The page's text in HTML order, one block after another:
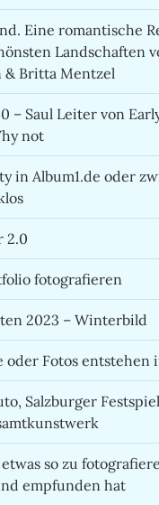
Eine romantische
Landschaften
& Britta Mentzel
– Saul Leiter von
not
in Album1.de oder
2.0
fotografieren
2023 – Winterbild
oder Fotos entstehen
Salzburger
so zu
empfunden hat